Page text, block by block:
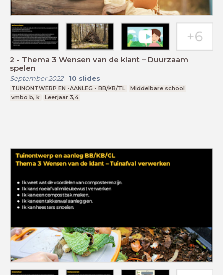
2 - Thema 3 Wensen van de klant – Duurzaam
spelen
September 2022- 10 slides
TUINONTWERP EN -AANLEG - BB/KB/TL
Middelbare school
vmbo b, k
Leerjaar 3,4